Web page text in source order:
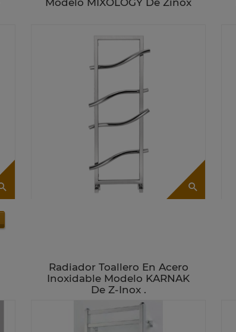
Modelo MIXOLOGY De Zinox
Radiador Toallero En Acero
Inoxidable Modelo KARNAK
De Z-Inox .